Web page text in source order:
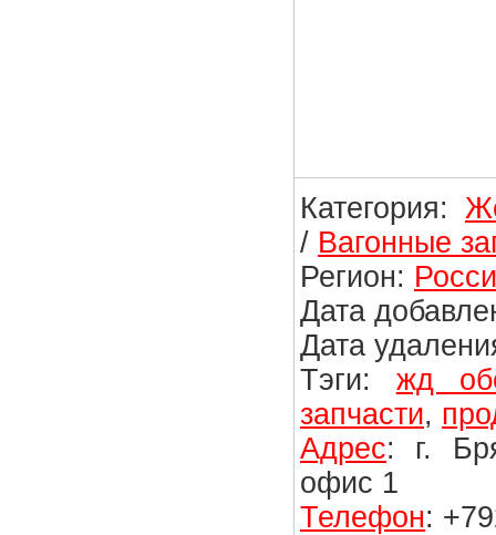
Категория:
/ Вагонные
Регион:
Дата
Дата
Тэги: жд
запчасти,
Адрес: г.
офис 1
Телефон: